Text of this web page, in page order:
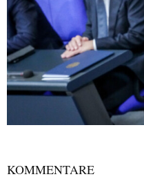
KOMMENTARE